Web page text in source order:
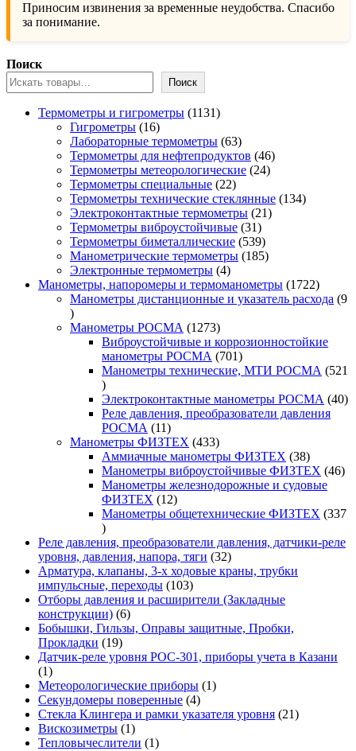
Приносим извинения за временные неудобства. Спасибо
за понимание.
Поиск
Поиск
Термометры и гигрометры 11311131
Гигрометры 1616
товаров
Лабораторные термометры 6363
товара
Термометры для нефтепродуктов 4646
Термометры метеорологические 2424
Термометры специальные 2222
товара
Термометры технические стеклянные 134134
Электроконтактные термометры 2121
Термометры виброустойчивые 3131
товар
Термометры биметаллические 539539
товаров
Манометрические термометры 185185
Электронные термометры 44
товара
Манометры, напоромеры и термоманометры 17221722
товара
Манометры дистанционные и указатель расхода 9
9
товаров
Манометры РОСМА 12731273
товара
Виброустойчивые и коррозионностойкие
манометры РОСМА
701701
товар
Манометры технические, МТИ РОСМА
521
521
товар
Электроконтактные манометры РОСМА 4040
Реле давления, преобразователи давления
РОСМА
1111
товаров
Манометры ФИЗТЕХ 433433
товара
Аммиачные манометры ФИЗТЕХ 3838
товаров
Манометры виброустойчивые ФИЗТЕХ 4646
Манометры железнодорожные и судовые
ФИЗТЕХ
1212
товаров
Манометры общетехнические ФИЗТЕХ 337
337
товаров
Реле давления, преобразователи давления, датчики-реле
уровня, давления, напора, тяги 3232
товара
Арматура, клапаны, 3-х ходовые краны, трубки
импульсные, переходы 103103
товара
Отборы давления и расширители (Закладные
конструкции) 66
товаров
Бобышки, Гильзы, Оправы защитные, Пробки,
Прокладки
1919
товаров
Датчик-реле уровня РОС-301, приборы учета в Казани
11
товар
Метеорологические приборы 11
Секундомеры поверенные 44
товара
Стекла Клингера и рамки указателя уровня 2121
Вискозиметры 11
товар
Тепловычеслители 11